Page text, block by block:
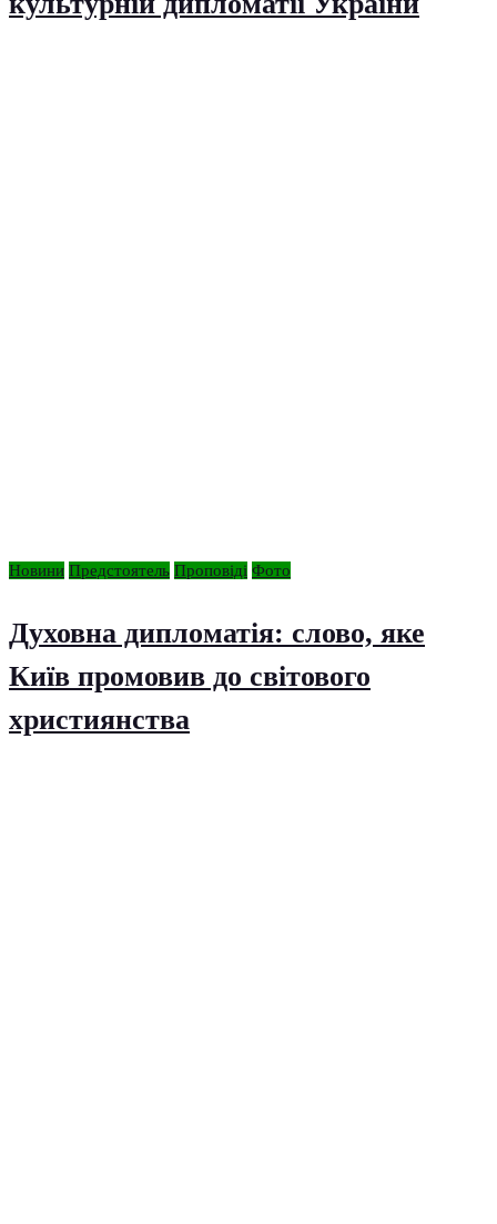
Новини Предстоятель Проповіді Фото
Духовна дипломатія: слово, яке
Київ промовив до світового
християнства